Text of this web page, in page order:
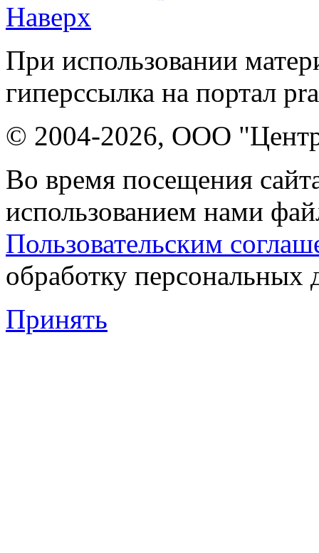
Наверх
При использовании
гиперссылка на портал
© 2004-2026, ООО "Центр
Во время посещения
использованием нами
Пользовательским
обработку персональных
Принять